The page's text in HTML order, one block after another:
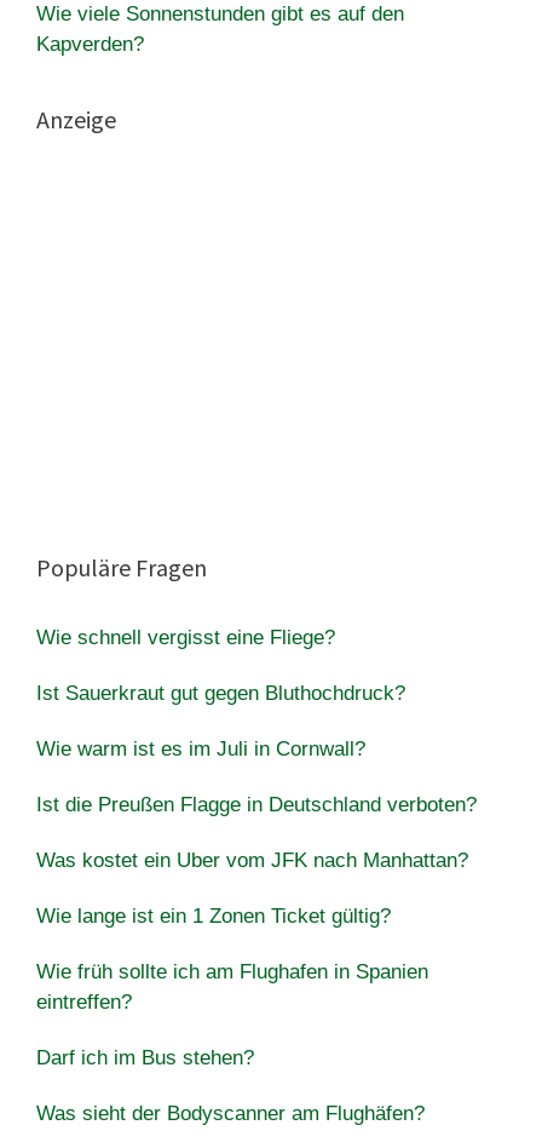
Wie viele Sonnenstunden gibt es auf den
Kapverden?
Anzeige
Populäre Fragen
Wie schnell vergisst eine Fliege?
Ist Sauerkraut gut gegen Bluthochdruck?
Wie warm ist es im Juli in Cornwall?
Ist die Preußen Flagge in Deutschland verboten?
Was kostet ein Uber vom JFK nach Manhattan?
Wie lange ist ein 1 Zonen Ticket gültig?
Wie früh sollte ich am Flughafen in Spanien
eintreffen?
Darf ich im Bus stehen?
Was sieht der Bodyscanner am Flughäfen?